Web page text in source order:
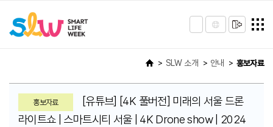
SLW 소개 안내 홍보자료
홍보자료
[유튜브] [4K 풀버전] 미래의 서울 드론
라이트쇼 | 스마트시티 서울 | 4K Drone show | 2024